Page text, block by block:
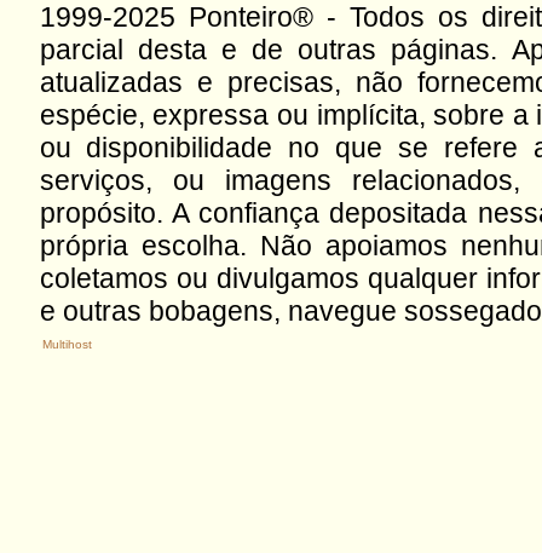
1999-2025 Ponteiro® - Todos os
parcial desta e de outras páginas.
atualizadas e precisas, não
espécie, expressa ou implícita, sobre
ou disponibilidade no que se refere
serviços, ou imagens
propósito. A confiança depositada
própria escolha. Não apoiamos
coletamos ou divulgamos qualquer
e outras bobagens, navegue
Multihost